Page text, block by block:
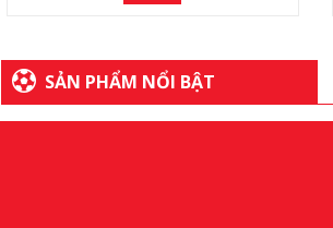
SẢN PHẨM NỔI BẬT